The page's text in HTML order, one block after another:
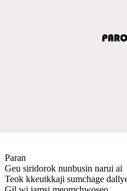
Paran
Geu siridorok nunbusin narui ai
Teok kkeutkkaji sumchage